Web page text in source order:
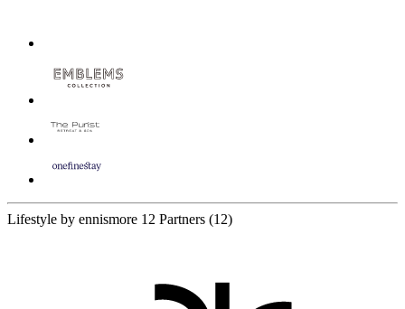
Lifestyle by ennismore 12 Partners (12)